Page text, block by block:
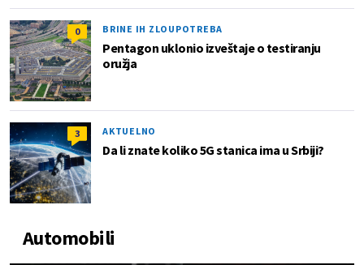
0 BRINE IH ZLOUPOTREBA
Pentagon uklonio izveštaje o testiranju
oružja
3 AKTUELNO
Da li znate koliko 5G stanica ima u Srbiji?
Automobili